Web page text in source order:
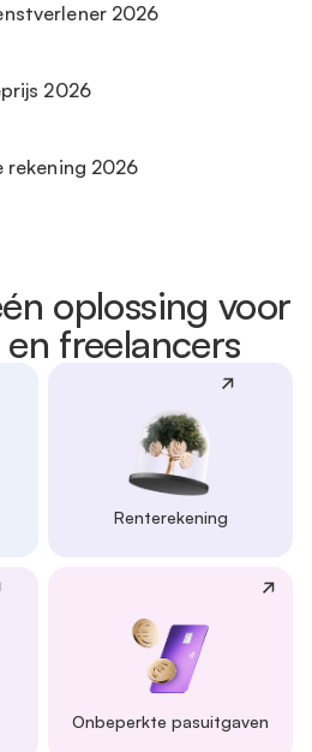
2026
2026
rekening 2026
oplossing voor
freelancers
Renterekening
Onbeperkte pasuitgaven